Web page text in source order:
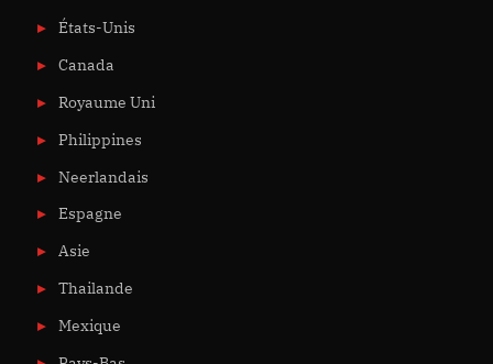
États-Unis
Canada
Royaume Uni
Philippines
Neerlandais
Espagne
Asie
Thailande
Mexique